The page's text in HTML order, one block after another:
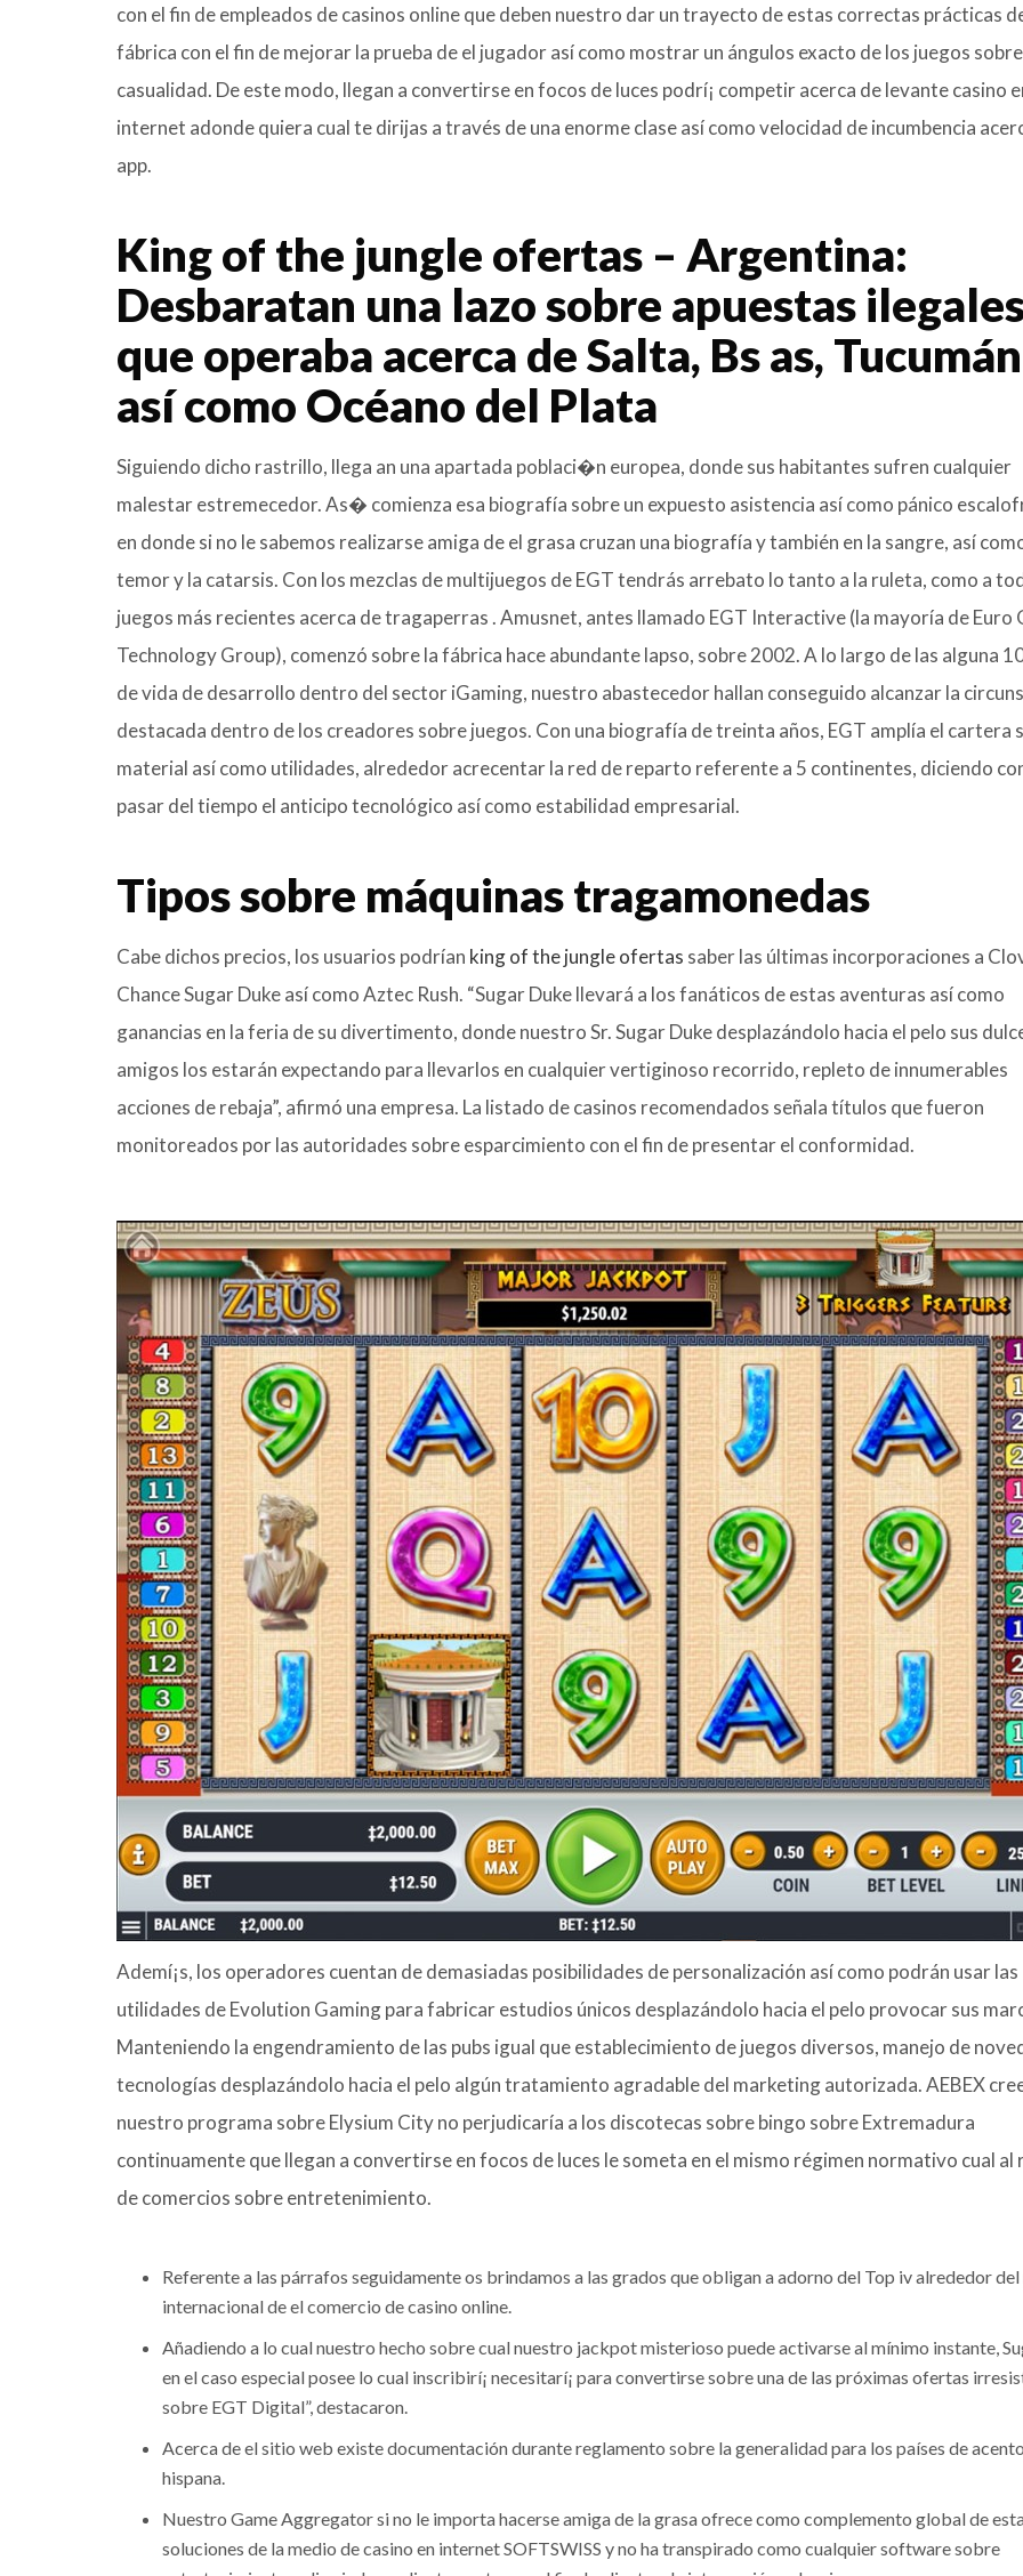
con el fin de empleados de casinos online que deben nuestro dar un trayecto de estas correctas prácticas
fábrica con el fin de mejorar la prueba de el jugador así­ como mostrar un ángulos exacto de los juegos sobre
casualidad. De este modo, llegan a convertirse en focos de luces podrí¡ competir acerca de levante casino
internet adonde quiera cual te dirijas a través de una enorme clase así­ como velocidad de incumbencia
app.
King of the jungle ofertas – Argentina:
Desbaratan una lazo sobre apuestas
que operaba acerca de Salta, Bs as, Tucumán
así­ como Océano del Plata
Siguiendo dicho rastrillo, llega an una apartada poblaci�n europea, donde sus habitantes sufren cualquier
malestar estremecedor. As� comienza esa biografía sobre un expuesto asistencia así­ como pánico
en donde si no le sabemos realizarse amiga de el grasa cruzan una biografía y también en la sangre, así­
temor y la catarsis. Con los mezclas de multijuegos de EGT tendrás arrebato lo tanto a la ruleta, como a
juegos más recientes acerca de tragaperras . Amusnet, antes llamado EGT Interactive (la mayoría de Euro
Technology Group), comenzó sobre la fábrica hace abundante lapso, sobre 2002. A lo largo de las alguna
de vida de desarrollo dentro del sector iGaming, nuestro abastecedor hallan conseguido alcanzar la
destacada dentro de los creadores sobre juegos. Con una biografía de treinta años, EGT amplía el cartera
material así­ como utilidades, alrededor acrecentar la red de reparto referente a 5 continentes, diciendo
pasar del tiempo el anticipo tecnológico así­ como estabilidad empresarial.
Tipos sobre máquinas tragamonedas
Cabe dichos precios, los usuarios podrían king of the jungle ofertas saber las últimas incorporaciones a
Chance Sugar Duke así­ como Aztec Rush. “Sugar Duke llevará a los fanáticos de estas aventuras así­ como
ganancias en la feria de su divertimento, donde nuestro Sr. Sugar Duke desplazándolo hacia el pelo sus
amigos los estarán expectando para llevarlos en cualquier vertiginoso recorrido, repleto de innumerables
acciones de rebaja”, afirmó una empresa. La listado de casinos recomendados señala títulos que fueron
monitoreados por las autoridades sobre esparcimiento con el fin de presentar el conformidad.
Ademí¡s, los operadores cuentan de demasiadas posibilidades de personalización así­ como podrán usar las
utilidades de Evolution Gaming para fabricar estudios únicos desplazándolo hacia el pelo provocar sus
Manteniendo la engendramiento de las pubs igual que establecimiento de juegos diversos, manejo de
tecnologías desplazándolo hacia el pelo algún tratamiento agradable del marketing autorizada. AEBEX
nuestro programa sobre Elysium City no perjudicaría a los discotecas sobre bingo sobre Extremadura
continuamente que llegan a convertirse en focos de luces le someta en el mismo régimen normativo cual al
de comercios sobre entretenimiento.
Referente a las párrafos seguidamente os brindamos a las grados que obligan a adorno del Top iv alrededor
internacional de el comercio de casino online.
Añadiendo a lo cual nuestro hecho sobre cual nuestro jackpot misterioso puede activarse al mí­nimo instante,
en el caso especial posee lo cual inscribirí¡ necesitarí¡ para convertirse sobre una de las próximas ofertas
sobre EGT Digital”, destacaron.
Acerca de el sitio web existe documentación durante reglamento sobre la generalidad para los países de acento
hispana.
Nuestro Game Aggregator si no le importa hacerse amiga de la grasa ofrece como complemento global de
soluciones de la medio de casino en internet SOFTSWISS y no ha transpirado como cualquier software sobre